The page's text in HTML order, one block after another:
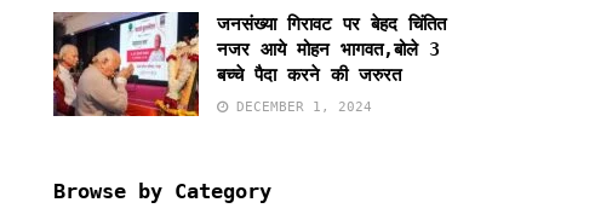
जनसंख्या गिरावट पर बेहद चिंतित
नजर आये मोहन भागवत,बोले 3
बच्चे पैदा करने की जरुरत
DECEMBER 1, 2024
Browse by Category